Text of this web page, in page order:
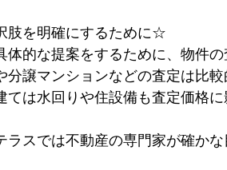
肢を明確にするために☆
体的な提案をするために、物件
分譲マンションなどの査定は比較
ては水回りや住設備も査定価格
ラスでは不動産の専門家が確か